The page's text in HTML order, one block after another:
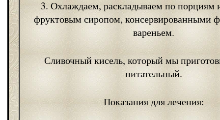
3. Охлаждаем, раскладываем по порциям
фруктовым сиропом, консервированными
вареньем.
Сливочный кисель, который мы
питательный.
Показания для лечения: